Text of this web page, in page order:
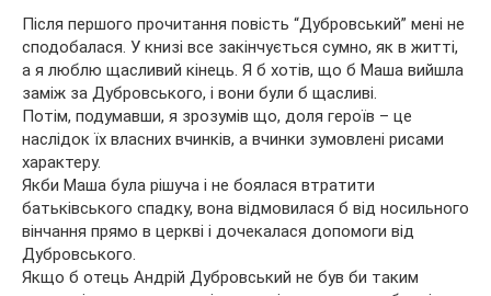
Після першого прочитання повість “Дубровський” мені не
сподобалася. У книзі все закінчується сумно, як в житті,
а я люблю щасливий кінець. Я б хотів, що б Маша вийшла
заміж за Дубровського, і вони були б щасливі.
Потім, подумавши, я зрозумів що, доля героїв – це
наслідок їх власних вчинків, а вчинки зумовлені рисами
характеру.
Якби Маша була рішуча і не боялася втратити
батьківського спадку, вона відмовилася б від носильного
вінчання прямо в церкві і дочекалася допомоги від
Дубровського.
Якщо б отець Андрій Дубровський не був би таким